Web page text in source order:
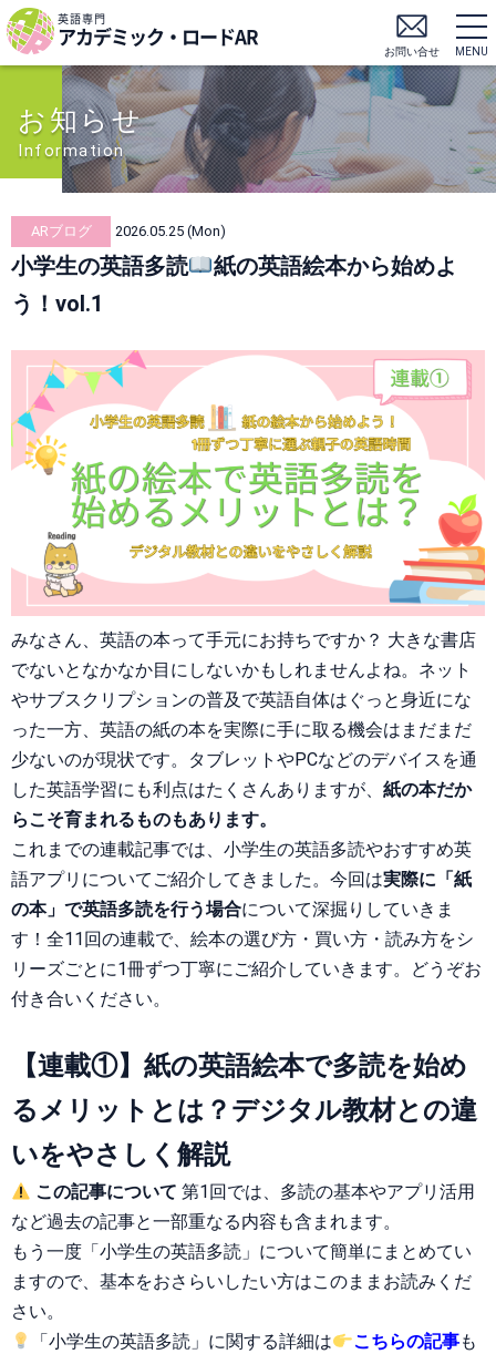
英語専門
アカデミック・ロードAR
お問い合せ MENU
お知らせ
Information
ARブログ 2026.05.25 (Mon)
小学生の英語多読
紙の英語絵本から始めよ
う！vol.1
みなさん、英語の本って手元にお持ちですか？ 大きな書店
でないとなかなか目にしないかもしれませんよね。ネット
やサブスクリプションの普及で英語自体はぐっと身近にな
った一方、英語の紙の本を実際に手に取る機会はまだまだ
少ないのが現状です。タブレットやPCなどのデバイスを通
した英語学習にも利点はたくさんありますが、 紙の本だか
らこそ育まれるものもあります。
これまでの連載記事では、小学生の英語多読やおすすめ英
語アプリについてご紹介してきました。今回は実際に「紙
の本」で英語多読を行う場合について深掘りしていきま
す！全11回の連載で、絵本の選び方・買い方・読み方をシ
リーズごとに1冊ずつ丁寧にご紹介していきます。どうぞお
付き合いください。
【連載①】紙の英語絵本で多読を始め
るメリットとは？デジタル教材との違
いをやさしく解説
この記事について 第1回では、多読の基本やアプリ活用
など過去の記事と一部重なる内容も含まれます。
もう一度「小学生の英語多読」について簡単にまとめてい
ますので、基本をおさらいしたい方はこのままお読みくだ
さい。
「小学生の英語多読」に関する詳細は
こちらの記事も